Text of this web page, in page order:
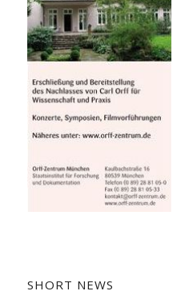
SHORT NEWS